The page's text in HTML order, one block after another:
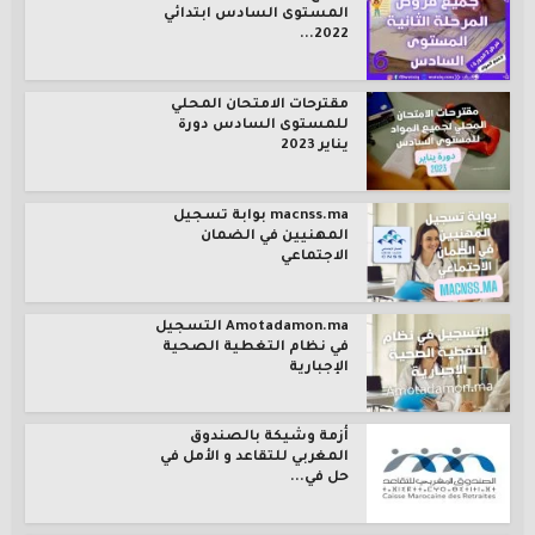
المستوى السادس ابتدائي
2022...
مقترحات الامتحان المحلي
للمستوى السادس دورة
يناير 2023
macnss.ma بوابة تسجيل
المهنيين في الضمان
الاجتماعي
Amotadamon.ma التسجيل
في نظام التغطية الصحية
الإجبارية
أزمة وشيكة بالصندوق
المغربي للتقاعد و الأمل في
حل في...